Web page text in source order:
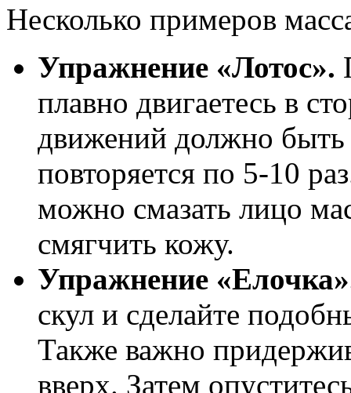
Несколько примеров
Упражнение «Лотос».
плавно двигаетесь в
движений должно быть
повторяется по 5-10
можно смазать лицо
смягчить кожу.
Упражнение
скул и сделайте
Также важно
вверх. Затем